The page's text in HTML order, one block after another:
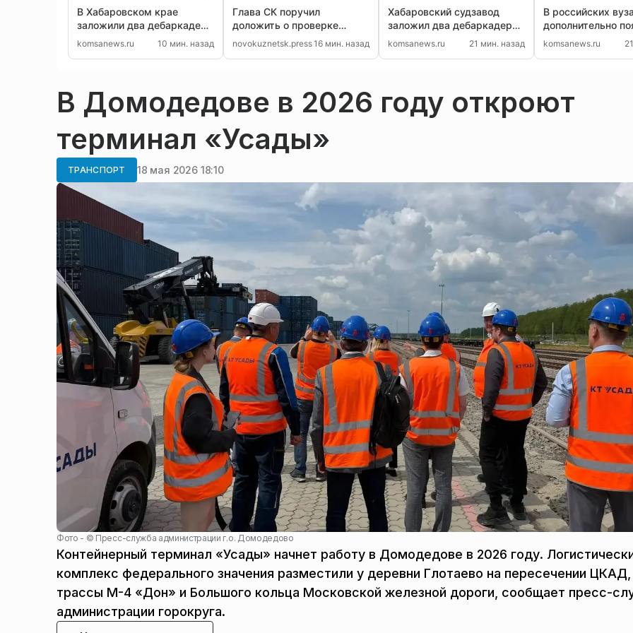
В Хабаровском крае
заложили два дебаркадера
для Амура
komsanews.ru 10 мин. назад
Глава СК поручил
доложить о проверке
инцидента в автобусе
novokuznetsk.press16 мин. назад
Хабаровский судзавод
заложил два дебаркадера
для речного флота
komsanews.ru 21 мин. назад
В российских
дополнительно
более 62 тысяч
komsanews.ru
В Домодедове в 2026 году откроют
терминал «Усады»
ТРАНСПОРТ 18 мая 2026 18:10
Фото - © Пресс-служба администрации г.о. Домодедово
Контейнерный терминал «Усады» начнет работу в Домодедове в 2026 году.
комплекс федерального значения разместили у деревни Глотаево на пересечении ЦКАД,
трассы М-4 «Дон» и Большого кольца Московской железной дороги, сообщает пресс-
администрации горокруга.